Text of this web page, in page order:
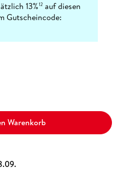
13%12 auf diesen
Gutscheincode:
Warenkorb